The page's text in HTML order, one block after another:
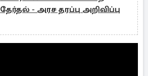
தேர்தல் - அரச தரப்பு அறிவிப்பு